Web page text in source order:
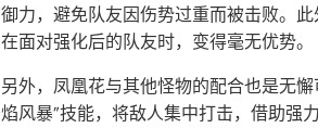
御力，避免队友因伤势过重而被击败。
在面对强化后的队友时，变得毫无优势。
另外，凤凰花与其他怪物的配合也是无
焰风暴”技能，将敌人集中打击，借助强